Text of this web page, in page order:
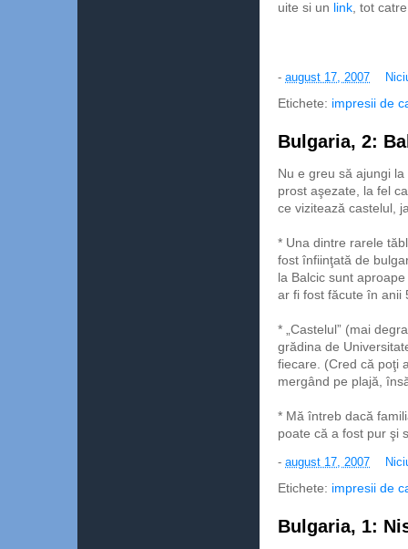
uite si un link , tot
- august 17, 2007
Etichete: impresii de
Bulgaria, 2:
Nu e greu să ajungi
prost aşezate, la fel
ce vizitează castelul,
* Una dintre rarele
fost înfiinţată de
la Balcic sunt
ar fi fost făcute în anii
* „Castelul” (mai
grădina de
fiecare. (Cred că poţi
mergând pe plajă,
* Mă întreb dacă
poate că a fost pur şi
- august 17, 2007
Etichete: impresii de
Bulgaria, 1: